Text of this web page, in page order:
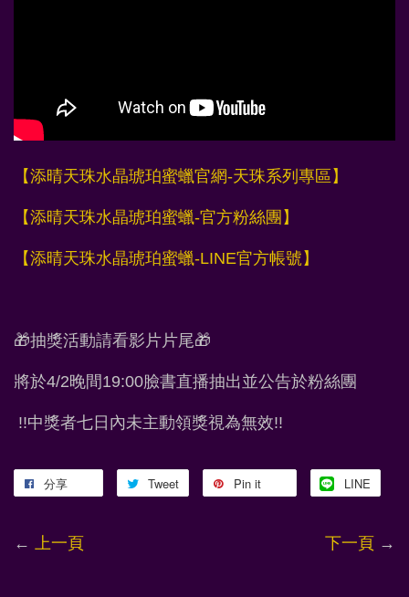
【添晴天珠水晶琥珀蜜蠟官網-天珠系列專區】
【添晴天珠水晶琥珀蜜蠟-官方粉絲團】
【添晴天珠水晶琥珀蜜蠟-LINE官方帳號】
🎁抽獎活動請看影片片尾🎁
將於4/2晚間19:00臉書直播抽出並公告於粉絲團
!!中獎者七日內未主動領獎視為無效!!
分享 Tweet Pin it LINE
← 上一頁 下一頁 →